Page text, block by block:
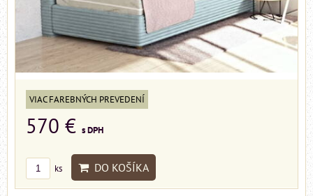
VIAC FAREBNÝCH PREVEDENÍ
570 € s DPH
ks DO KOŠÍKA